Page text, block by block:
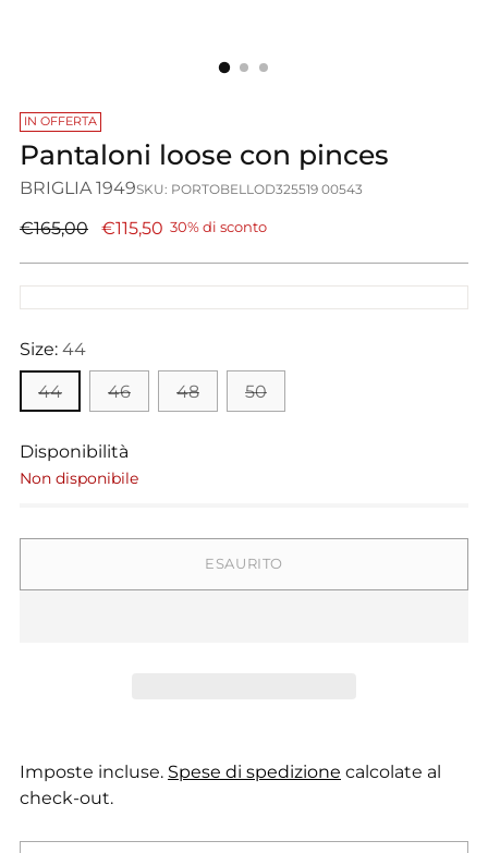
IN OFFERTA
Pantaloni loose con pinces
BRIGLIA 1949SKU: PORTOBELLOD325519 00543
Prezzo
€165,00 €115,50 30% di sconto
Size: 44
44
46 48 50
Disponibilità
Non disponibile
ESAURITO
Imposte incluse. Spese di spedizione calcolate al
check-out.